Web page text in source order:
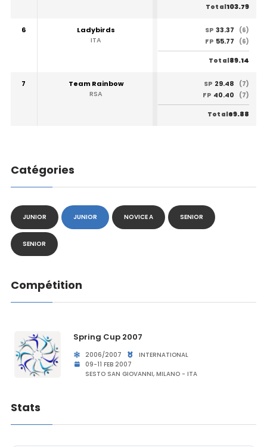
Total103.79
6
Ladybirds
ITA
SP 33.37
(6)
FP 55.77 (6)
Total89.14
7
Team Rainbow
RSA
SP 29.48
(7)
FP 40.40 (7)
Total69.88
Catégories
JUNIOR JUNIOR NOVICE A SENIOR
SENIOR
Compétition
Spring Cup 2007
2006/2007
INTERNATIONAL
09-11 FEB 2007
SESTO SAN GIOVANNI, MILANO - ITA
Stats